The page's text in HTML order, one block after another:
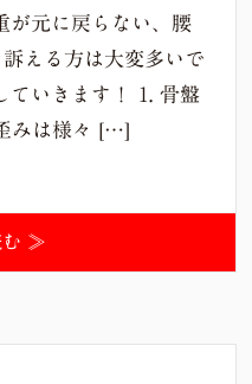
が元に戻らない、腰
える方は大変多いで
ていきます！ 1. 骨盤
みは様々 […]
む ≫